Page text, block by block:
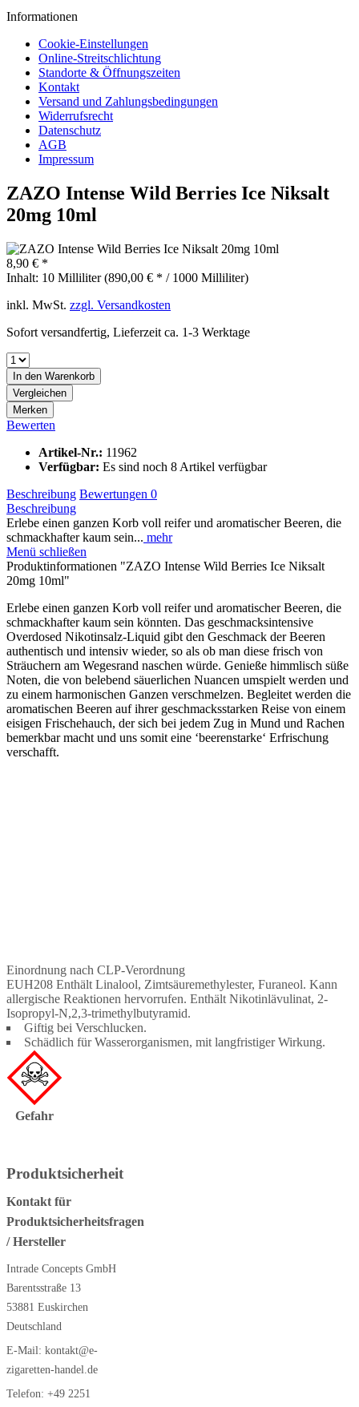
Informationen
Cookie-Einstellungen
Online-Streitschlichtung
Standorte & Öffnungszeiten
Kontakt
Versand und Zahlungsbedingungen
Widerrufsrecht
Datenschutz
AGB
Impressum
ZAZO Intense Wild Berries Ice Niksalt
20mg 10ml
8,90 € *
Inhalt: 10 Milliliter (890,00 € * / 1000 Milliliter)
inkl. MwSt. zzgl. Versandkosten
Sofort versandfertig, Lieferzeit ca. 1-3 Werktage
In den Warenkorb
Vergleichen
Merken
Bewerten
Artikel-Nr.: 11962
Verfügbar: Es sind noch 8 Artikel verfügbar
Beschreibung Bewertungen 0
Beschreibung
Erlebe einen ganzen Korb voll reifer und aromatischer Beeren, die
schmackhafter kaum sein... mehr
Menü schließen
Produktinformationen "ZAZO Intense Wild Berries Ice Niksalt
20mg 10ml"
Erlebe einen ganzen Korb voll reifer und aromatischer Beeren, die
schmackhafter kaum sein könnten. Das geschmacksintensive
Overdosed Nikotinsalz-Liquid gibt den Geschmack der Beeren
authentisch und intensiv wieder, so als ob man diese frisch von
Sträuchern am Wegesrand naschen würde. Genieße himmlisch süße
Noten, die von belebend säuerlichen Nuancen umspielt werden und
zu einem harmonischen Ganzen verschmelzen. Begleitet werden die
aromatischen Beeren auf ihrer geschmacksstarken Reise von einem
eisigen Frischehauch, der sich bei jedem Zug in Mund und Rachen
bemerkbar macht und uns somit eine ‘beerenstarke‘ Erfrischung
verschafft.
Einordnung nach CLP-Verordnung
EUH208 Enthält Linalool, Zimtsäuremethylester, Furaneol. Kann
allergische Reaktionen hervorrufen. Enthält Nikotinlävulinat, 2-
Isopropyl-N,2,3-trimethylbutyramid.
Giftig bei Verschlucken.
Schädlich für Wasserorganismen, mit langfristiger Wirkung.
Gefahr
Produktsicherheit
Kontakt für
Produktsicherheitsfragen
/ Hersteller
Intrade Concepts GmbH
Barentsstraße 13
53881 Euskirchen
Deutschland
E-Mail: kontakt@e-
zigaretten-handel.de
Telefon: +49 2251